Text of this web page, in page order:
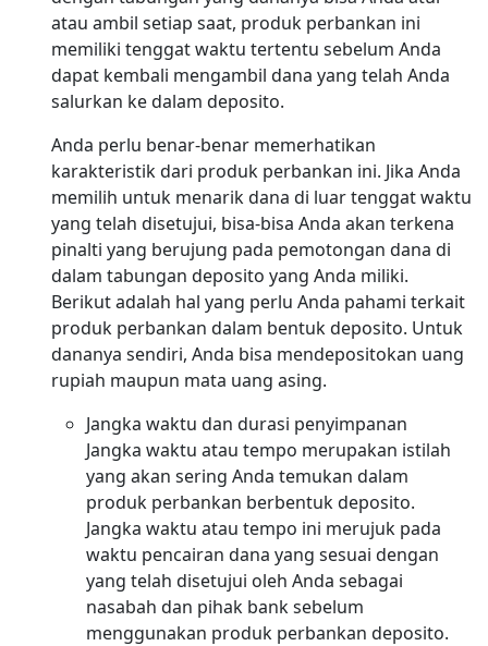
atau ambil setiap saat, produk perbankan ini
memiliki tenggat waktu tertentu sebelum Anda
dapat kembali mengambil dana yang telah Anda
salurkan ke dalam deposito.
Anda perlu benar-benar memerhatikan
karakteristik dari produk perbankan ini. Jika Anda
memilih untuk menarik dana di luar tenggat waktu
yang telah disetujui, bisa-bisa Anda akan terkena
pinalti yang berujung pada pemotongan dana di
dalam tabungan deposito yang Anda miliki.
Berikut adalah hal yang perlu Anda pahami terkait
produk perbankan dalam bentuk deposito. Untuk
dananya sendiri, Anda bisa mendepositokan uang
rupiah maupun mata uang asing.
Jangka waktu dan durasi penyimpanan
Jangka waktu atau tempo merupakan istilah
yang akan sering Anda temukan dalam
produk perbankan berbentuk deposito.
Jangka waktu atau tempo ini merujuk pada
waktu pencairan dana yang sesuai dengan
yang telah disetujui oleh Anda sebagai
nasabah dan pihak bank sebelum
menggunakan produk perbankan deposito.